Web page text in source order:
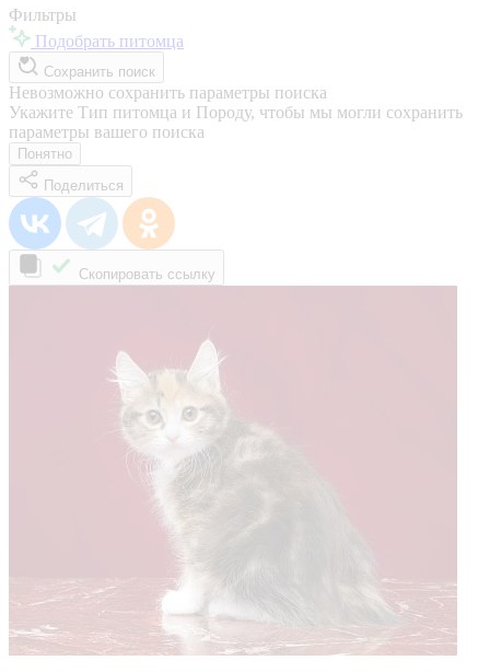
Фильтры
Подобрать питомца
Сохранить поиск
Невозможно сохранить параметры поиска
Укажите Тип питомца и Породу, чтобы мы могли сохранить
параметры вашего поиска
Понятно
Поделиться
Скопировать ссылку